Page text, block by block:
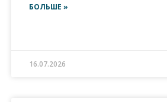
БОЛЬШЕ »
16.07.2026